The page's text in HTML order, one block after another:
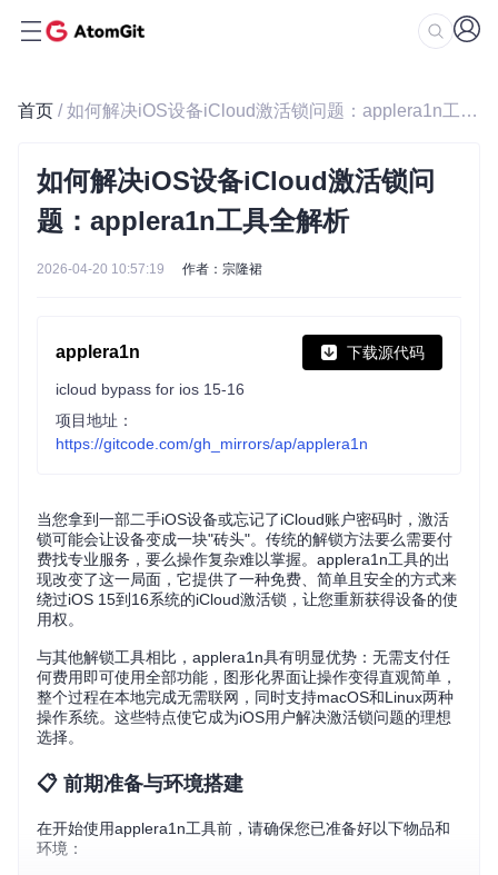
首页 / 如何解决iOS设备iCloud激活锁问题：applera1n工具全解析
如何解决iOS设备iCloud激活锁问
题：applera1n工具全解析
2026-04-20 10:57:19 作者：宗隆裙
applera1n 下载源代码
icloud bypass for ios 15-16
项目地址：
https://gitcode.com/gh_mirrors/ap/applera1n
当您拿到一部二手iOS设备或忘记了iCloud账户密码时，激活
锁可能会让设备变成一块"砖头"。传统的解锁方法要么需要付
费找专业服务，要么操作复杂难以掌握。applera1n工具的出
现改变了这一局面，它提供了一种免费、简单且安全的方式来
绕过iOS 15到16系统的iCloud激活锁，让您重新获得设备的使
用权。
与其他解锁工具相比，applera1n具有明显优势：无需支付任
何费用即可使用全部功能，图形化界面让操作变得直观简单，
整个过程在本地完成无需联网，同时支持macOS和Linux两种
操作系统。这些特点使它成为iOS用户解决激活锁问题的理想
选择。
📋 前期准备与环境搭建
在开始使用applera1n工具前，请确保您已准备好以下物品和
环境：